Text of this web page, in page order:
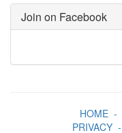
Join on Facebook
HOME-
PRIVACY-